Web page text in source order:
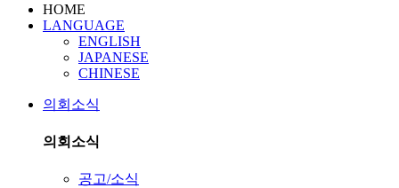
HOME
LANGUAGE
ENGLISH
JAPANESE
CHINESE
의회소식
의회소식
공고/소식